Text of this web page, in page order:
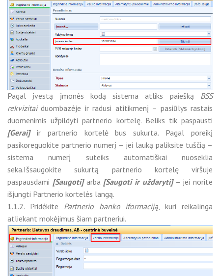
Pagal įvestą įmonės kodą sistema atliks paiešką BSS
rekvizitaiduombazėje ir radusi atitikmenį – pasiūlys rastais
duomenimis užpildyti partnerio kortelę. Beliks tik paspausti
[Gerai]
ir partnerio kortelė bus sukurta. Pagal poreikį
pasikoreguokite partnerio numerį – jei lauką paliksite tuščią –
sistema numerį suteiks automatiškai nuoseklia
seka.Išsaugokite sukurtą partnerio kortelę viršuje
paspausdami [Saugoti]arba [Saugoti ir uždaryti]– jei norite
išjungti Partnerio kortelės langą.
1.1.2. Pridėkite Partnerio banko iformaciją, kuri reikalinga
atliekant mokėjimus šiam partneriui.